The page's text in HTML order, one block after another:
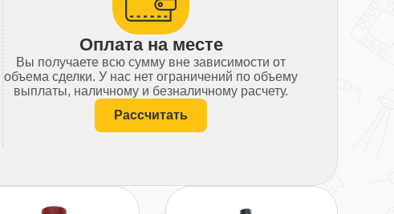
Оплата на месте
Вы получаете всю сумму вне зависимости от
объема сделки. У нас нет ограничений по объему
выплаты, наличному и безналичному расчету.
Рассчитать